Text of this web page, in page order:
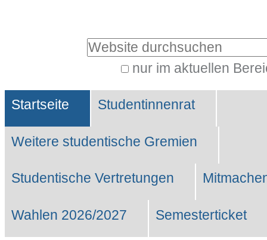
Website durchsuchen
nur im aktuellen
Suche…
Sektionen
Startseite Studentinnenrat
Weitere studentische Gremien
Studentische Vertretungen
Wahlen 2026/2027 Semesterticket